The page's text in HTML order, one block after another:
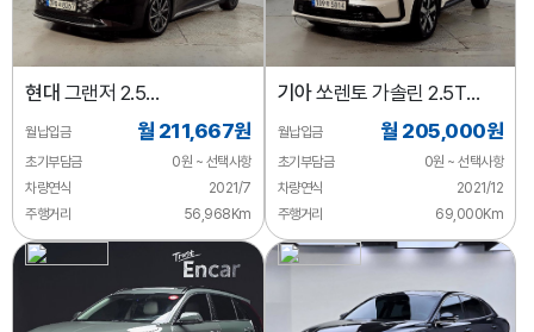
현대 그랜저 2.5
익스클루시브
월납입금 월 211,667원
초기부담금
0원 ~ 선택사항
차량연식
2021/7
주행거리
56,968Km
기아쏘렌토 가솔린 2.5T
4WD 트렌디
월납입금 월 205,000원
초기부담금
0원 ~ 선택사항
차량연식
2021/12
주행거리
69,000Km